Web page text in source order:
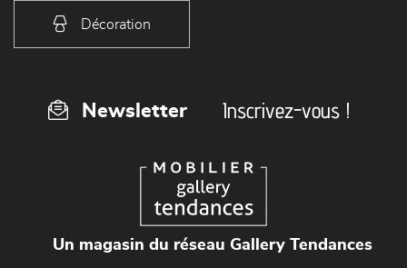
Décoration
Newsletter Inscrivez-vous !
Un magasin du réseau Gallery Tendances